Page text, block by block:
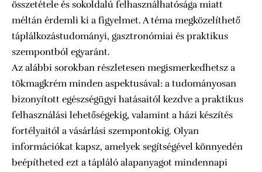
összetétele és sokoldalú felhasználhatósága miatt
méltán érdemli ki a figyelmet. A téma megközelíthető
táplálkozástudományi, gasztronómiai és praktikus
szempontból egyaránt.
Az alábbi sorokban részletesen megismerkedhetsz a
tökmagkrém minden aspektusával: a tudományosan
bizonyított egészségügyi hatásaitól kezdve a praktikus
felhasználási lehetőségekig, valamint a házi készítés
fortélyaitól a vásárlási szempontokig. Olyan
információkat kapsz, amelyek segítségével könnyedén
beépítheted ezt a tápláló alapanyagot mindennapi